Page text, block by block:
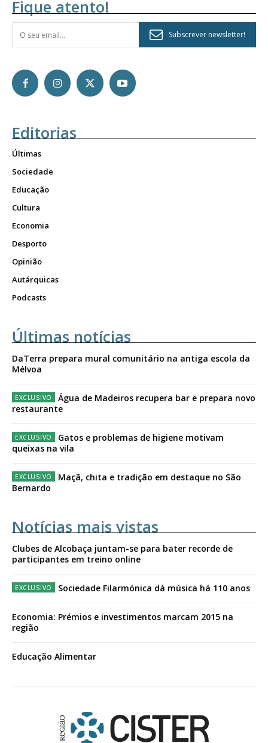
Fique atento!
Subscrever newsletter!
Editorias
Últimas
Sociedade
Educação
Cultura
Economia
Desporto
Opinião
Autárquicas
Podcasts
Últimas notícias
DaTerra prepara mural comunitário na antiga escola da
Mélvoa
Água de Madeiros recupera bar e prepara novo
restaurante
Gatos e problemas de higiene motivam
queixas na vila
Maçã, chita e tradição em destaque no São
Bernardo
Notícias mais vistas
Clubes de Alcobaça juntam-se para bater recorde de
participantes em treino online
Sociedade Filarmónica dá música há 110 anos
Economia: Prémios e investimentos marcam 2015 na
região
Educação Alimentar